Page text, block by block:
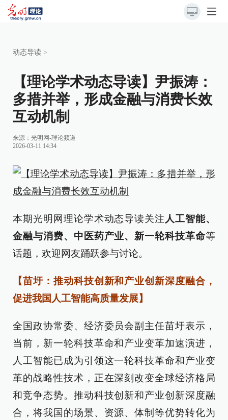
动态导读 >
【理论学术动态导读】尹振涛：
多措并举，形成金融与消费长效
互动机制
来源： 光明网-理论频道
2026-03-11 14:34
本期光明网理论学术动态导读关注 人工智能、
金融与消费、中医药产业、新一轮科技革命等
话题，欢迎网友踊跃参与讨论。
【苗圩：推动科技创新和产业创新深度融合，
促进我国人工智能高质量发展】
全国政协常委、经济委员会副主任苗圩表示，
当前，新一轮科技革命和产业变革加速演进，
人工智能已成为引领这一轮科技革命和产业变
革的战略性技术，正在深刻改变全球经济格局
和竞争态势。推动科技创新和产业创新深度融
合，将我国的场景、资源、体制等优势转化为